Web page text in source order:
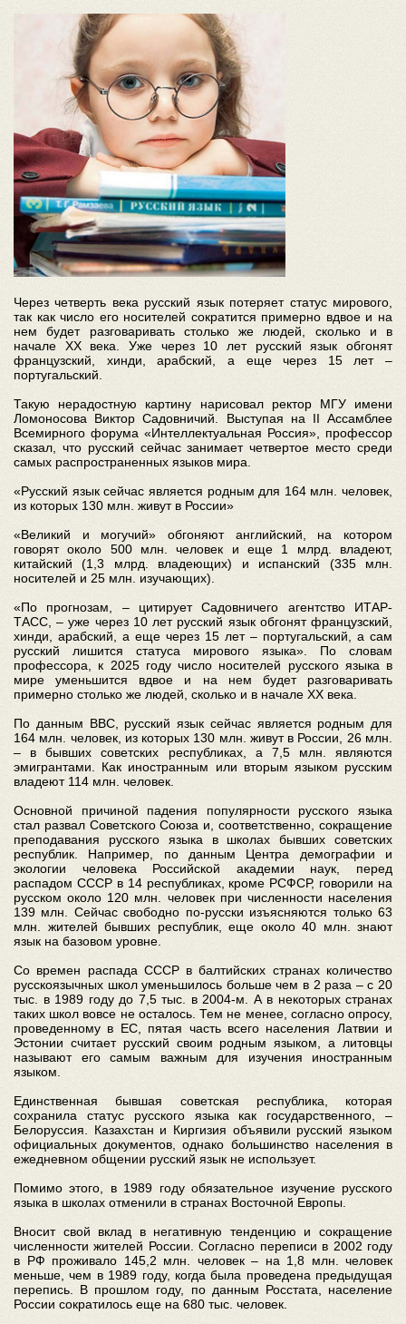
Через четверть века русский язык потеряет статус мирового,
так как число его носителей сократится примерно вдвое и на
нем будет разговаривать столько же людей, сколько и в
начале ХХ века. Уже через 10 лет русский язык обгонят
французский, хинди, арабский, а еще через 15 лет –
португальский.
Такую нерадостную картину нарисовал ректор МГУ имени
Ломоносова Виктор Садовничий. Выступая на II Ассамблее
Всемирного форума «Интеллектуальная Россия», профессор
сказал, что русский сейчас занимает четвертое место среди
самых распространенных языков мира.
«Русский язык сейчас является родным для 164 млн. человек,
из которых 130 млн. живут в России»
«Великий и могучий» обгоняют английский, на котором
говорят около 500 млн. человек и еще 1 млрд. владеют,
китайский (1,3 млрд. владеющих) и испанский (335 млн.
носителей и 25 млн. изучающих).
«По прогнозам, – цитирует Садовничего агентство ИТАР-
ТАСС, – уже через 10 лет русский язык обгонят французский,
хинди, арабский, а еще через 15 лет – португальский, а сам
русский лишится статуса мирового языка». По словам
профессора, к 2025 году число носителей русского языка в
мире уменьшится вдвое и на нем будет разговаривать
примерно столько же людей, сколько и в начале ХХ века.
По данным ВВС, русский язык сейчас является родным для
164 млн. человек, из которых 130 млн. живут в России, 26 млн.
– в бывших советских республиках, а 7,5 млн. являются
эмигрантами. Как иностранным или вторым языком русским
владеют 114 млн. человек.
Основной причиной падения популярности русского языка
стал развал Советского Союза и, соответственно, сокращение
преподавания русского языка в школах бывших советских
республик. Например, по данным Центра демографии и
экологии человека Российской академии наук, перед
распадом СССР в 14 республиках, кроме РСФСР, говорили на
русском около 120 млн. человек при численности населения
139 млн. Сейчас свободно по-русски изъясняются только 63
млн. жителей бывших республик, еще около 40 млн. знают
язык на базовом уровне.
Со времен распада СССР в балтийских странах количество
русскоязычных школ уменьшилось больше чем в 2 раза – с 20
тыс. в 1989 году до 7,5 тыс. в 2004-м. А в некоторых странах
таких школ вовсе не осталось. Тем не менее, согласно опросу,
проведенному в ЕС, пятая часть всего населения Латвии и
Эстонии считает русский своим родным языком, а литовцы
называют его самым важным для изучения иностранным
языком.
Единственная бывшая советская республика, которая
сохранила статус русского языка как государственного, –
Белоруссия. Казахстан и Киргизия объявили русский языком
официальных документов, однако большинство населения в
ежедневном общении русский язык не использует.
Помимо этого, в 1989 году обязательное изучение русского
языка в школах отменили в странах Восточной Европы.
Вносит свой вклад в негативную тенденцию и сокращение
численности жителей России. Согласно переписи в 2002 году
в РФ проживало 145,2 млн. человек – на 1,8 млн. человек
меньше, чем в 1989 году, когда была проведена предыдущая
перепись. В прошлом году, по данным Росстата, население
России сократилось еще на 680 тыс. человек.